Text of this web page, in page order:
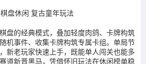
盘休闲 复古童年玩法
盘的经典模式，叠加轻度肉鸽、卡牌构筑
机事件、收集卡牌构筑专属卡组。单局节
新老玩家快速上手，既能单人闯关也能多
道新晋黑马，凭借怀旧玩法在休闲榜单稳